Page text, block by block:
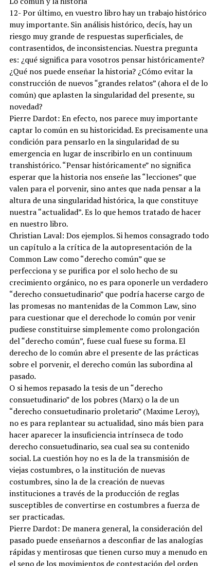
12- Por último, en vuestro libro hay un trabajo histórico
muy importante. Sin análisis histórico, decís, hay un
riesgo muy grande de respuestas superficiales, de
contrasentidos, de inconsistencias. Nuestra pregunta
es: ¿qué significa para vosotros pensar históricamente?
¿Qué nos puede enseñar la historia? ¿Cómo evitar la
construcción de nuevos “grandes relatos” (ahora el de lo
común) que aplasten la singularidad del presente, su
novedad?
Pierre Dardot: En efecto, nos parece muy importante
captar lo común en su historicidad. Es precisamente una
condición para pensarlo en la singularidad de su
emergencia en lugar de inscribirlo en un continuum
transhistórico. “Pensar históricamente” no significa
esperar que la historia nos enseñe las “lecciones” que
valen para el porvenir, sino antes que nada pensar a la
altura de una singularidad histórica, la que constituye
nuestra “actualidad”. Es lo que hemos tratado de hacer
en nuestro libro.
Christian Laval: Dos ejemplos. Si hemos consagrado todo
un capítulo a la crítica de la autopresentación de la
Common Law como “derecho común” que se
perfecciona y se purifica por el solo hecho de su
crecimiento orgánico, no es para oponerle un verdadero
“derecho consuetudinario” que podría hacerse cargo de
las promesas no mantenidas de la Common Law, sino
para cuestionar que el derechode lo común por venir
pudiese constituirse simplemente como prolongación
del “derecho común”, fuese cual fuese su forma. El
derecho de lo común abre el presente de las prácticas
sobre el porvenir, el derecho común las subordina al
pasado.
O si hemos repasado la tesis de un “derecho
consuetudinario” de los pobres (Marx) o la de un
“derecho consuetudinario proletario” (Maxime Leroy),
no es para replantear su actualidad, sino más bien para
hacer aparecer la insuficiencia intrínseca de todo
derecho consuetudinario, sea cual sea su contenido
social. La cuestión hoy no es la de la transmisión de
viejas costumbres, o la institución de nuevas
costumbres, sino la de la creación de nuevas
instituciones a través de la producción de reglas
susceptibles de convertirse en costumbres a fuerza de
ser practicadas.
Pierre Dardot: De manera general, la consideración del
pasado puede enseñarnos a desconfiar de las analogías
rápidas y mentirosas que tienen curso muy a menudo en
el seno de los movimientos de contestación del orden